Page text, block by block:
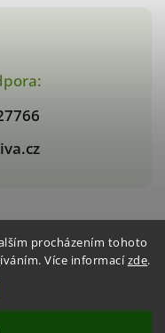
procházením tohoto
Více informacízde.